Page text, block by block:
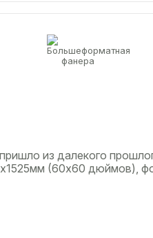
из далекого
(60х60 дюймов),